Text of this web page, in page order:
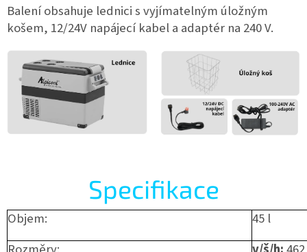
Balení obsahuje lednici s vyjímatelným úložným
košem, 12/24V napájecí kabel a adaptér na 240 V.
Specifikace
Objem:
45 l